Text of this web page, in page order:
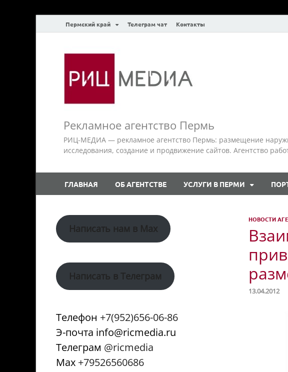
Пермский край Телеграм чат Контакты
Рекламное агентство Пермь
РИЦ-МЕДИА — рекламное агентство Пермь: размещение
исследования, создание и продвижение сайтов. Агентство
ГЛАВНАЯ ОБ АГЕНТСТВЕ УСЛУГИ В ПЕРМИ
НОВОСТИ
13.04.2012
Написать нам в Max
Написать в Телеграм
Телефон +7(952)656-06-86
Э-почта info@ricmedia.ru
Телеграм @ricmedia
Мах +79526560686